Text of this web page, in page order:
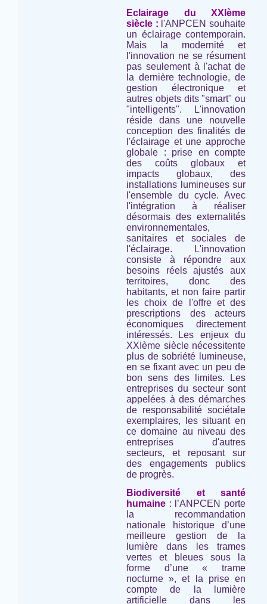
Eclairage du XXIème
siècle : l'ANPCEN souhaite
un éclairage contemporain.
Mais la modernité et
l'innovation ne se résument
pas seulement à l'achat de
la dernière technologie, de
gestion électronique et
autres objets dits "smart" ou
"intelligents". L'innovation
réside dans une nouvelle
conception des finalités de
l'éclairage et une approche
globale : prise en compte
des coûts globaux et
impacts globaux, des
installations lumineuses sur
l'ensemble du cycle. Avec
l'intégration à réaliser
désormais des externalités
environnementales,
sanitaires et sociales de
l'éclairage. L'innovation
consiste à répondre aux
besoins réels ajustés aux
territoires, donc des
habitants, et non faire partir
les choix de l'offre et des
prescriptions des acteurs
économiques directement
intéressés. Les enjeux du
XXIème siècle nécessitente
plus de sobriété lumineuse,
en se fixant avec un peu de
bon sens des limites. Les
entreprises du secteur sont
appelées à des démarches
de responsabilité sociétale
exemplaires, les situant en
ce domaine au niveau des
entreprises d'autres
secteurs, et reposant sur
des engagements publics
de progrès.
Biodiversité et santé
humaine : l’ANPCEN porte
la recommandation
nationale historique d’une
meilleure gestion de la
lumière dans les trames
vertes et bleues sous la
forme d’une « trame
nocturne », et la prise en
compte de la lumière
artificielle dans les